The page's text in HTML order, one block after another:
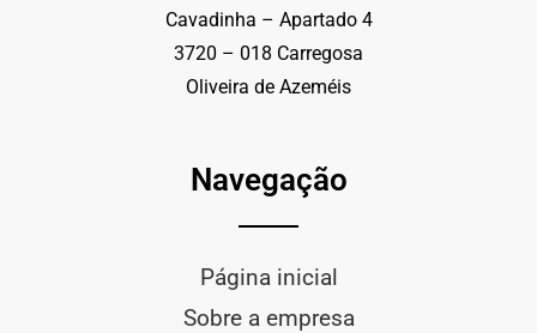
Cavadinha – Apartado 4
3720 – 018 Carregosa
Oliveira de Azeméis
Navegação
Página inicial
Sobre a empresa